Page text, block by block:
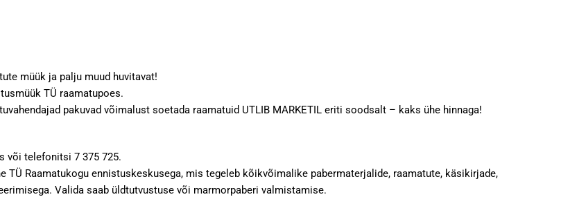
müük ja palju muud huvitavat!
TÜ raamatupoes.
pakuvad võimalust soetada raamatuid UTLIB MARKETIL eriti soodsalt – kaks ühe hinnaga!
või telefonitsi 7 375 725.
TÜ Raamatukogu ennistuskeskusega, mis tegeleb kõikvõimalike pabermaterjalide, raamatute, käsikirjade,
Valida saab üldtutvustuse või marmorpaberi valmistamise.